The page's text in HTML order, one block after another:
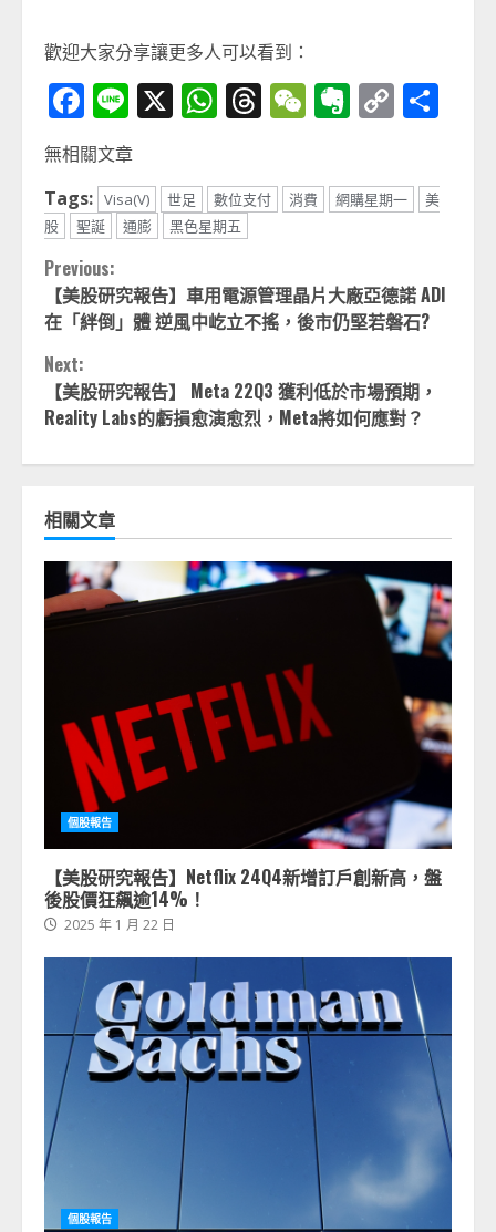
歡迎大家分享讓更多人可以看到：
Facebook
Line
X WhatsApp
Threads
WeChat
Evernote
Copy
無相關文章
Tags: Visa(V) 世足 數位支付 消費 網購星期一
美
股
聖誕 通膨 黑色星期五
Continue
Reading
Previous:
【美股研究報告】車用電源管理晶片大廠亞德諾 ADI
在「絆倒」體 逆風中屹立不搖，後市仍堅若磐石?
Next:
【美股研究報告】 Meta 22Q3 獲利低於市場預期，
Reality Labs的虧損愈演愈烈，Meta將如何應對？
相關文章
個股報告
【美股研究報告】Netflix 24Q4新增訂戶創新高，盤
後股價狂飆逾14%！
2025 年 1 月 22 日
個股報告